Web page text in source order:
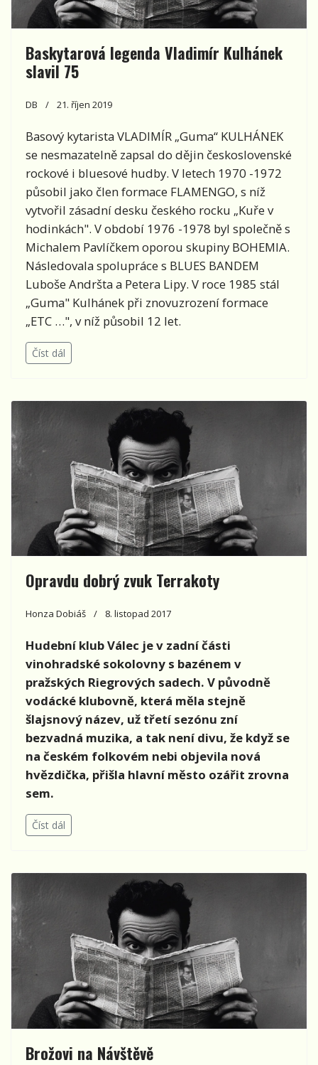
Baskytarová legenda Vladimír Kulhánek
slavil 75
DB 21. říjen 2019
Basový kytarista VLADIMÍR „Guma“ KULHÁNEK
se nesmazatelně zapsal do dějin československé
rockové i bluesové hudby. V letech 1970 -1972
působil jako člen formace FLAMENGO, s níž
vytvořil zásadní desku českého rocku „Kuře v
hodinkách". V období 1976 -1978 byl společně s
Michalem Pavlíčkem oporou skupiny BOHEMIA.
Následovala spolupráce s BLUES BANDEM
Luboše Andršta a Petera Lipy. V roce 1985 stál
„Guma" Kulhánek při znovuzrození formace
„ETC …", v níž působil 12 let.
Číst dál
Opravdu dobrý zvuk Terrakoty
Honza Dobiáš 8. listopad 2017
Hudební klub Válec je v zadní části
vinohradské sokolovny s bazénem v
pražských Riegrových sadech. V původně
vodácké klubovně, která měla stejně
šlajsnový název, už třetí sezónu zní
bezvadná muzika, a tak není divu, že když se
na českém folkovém nebi objevila nová
hvězdička, přišla hlavní město ozářit zrovna
sem.
Číst dál
Brožovi na Návštěvě